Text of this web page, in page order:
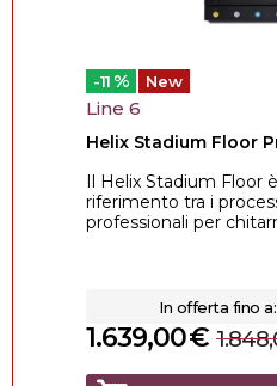
-11 % New
Line 6
Helix Stadium Floor
Il Helix Stadium Floor
riferimento tra i
professionali per
In offerta fino a:
€
1.639,00